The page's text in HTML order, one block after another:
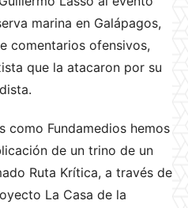
marina en Galápagos,
comentarios ofensivos,
que la atacaron por su
como Fundamedios hemos
de un trino de un
Ruta Krítica, a través de
La Casa de la